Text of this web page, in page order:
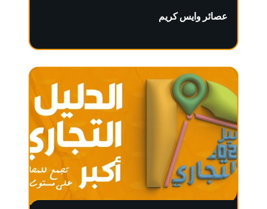
عصائر وايس كريم